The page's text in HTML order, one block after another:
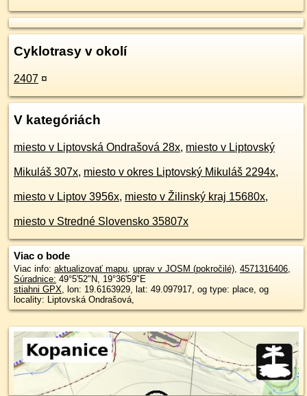
Cyklotrasy v okolí
2407 ¤
V kategóriách
miesto v Liptovská Ondrašová 28x, miesto v Liptovský
Mikuláš 307x, miesto v okres Liptovský Mikuláš 2294x,
miesto v Liptov 3956x, miesto v Žilinský kraj 15680x,
miesto v Stredné Slovensko 35807x
Viac o bode
Viac info: aktualizovať mapu, uprav v JOSM (pokročilé), 4571316406,
Súradnice: 49°5'52"N, 19°36'59"E
stiahni GPX, lon: 19.6163929, lat: 49.097917, og type: place, og
locality: Liptovská Ondrašová,